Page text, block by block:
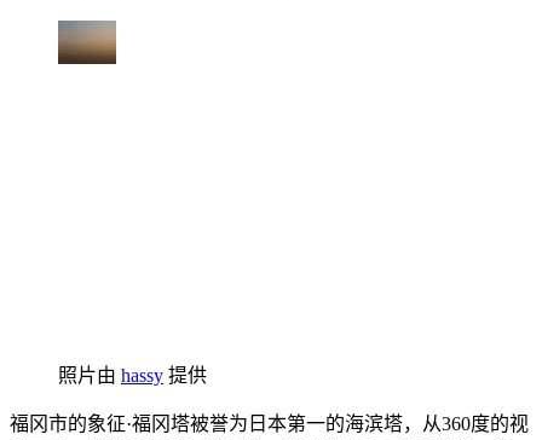
照片由 hassy 提供
福冈市的象征·福冈塔被誉为日本第一的海滨塔，从360度的视